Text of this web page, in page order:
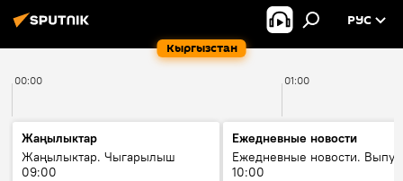
Кыргызстан
РУС
00:00 01:00
Жаңылыктар
Жаңылыктар. Чыгарылыш
09:00
Ежедневные новости
Ежедневные новости.
10:00